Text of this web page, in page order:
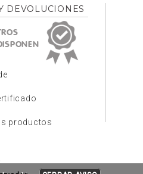
DEVOLUCIONES
productos